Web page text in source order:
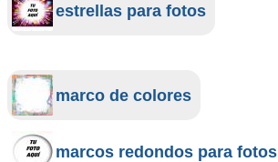
estrellas para fotos
marco de colores
marcos redondos para fotos